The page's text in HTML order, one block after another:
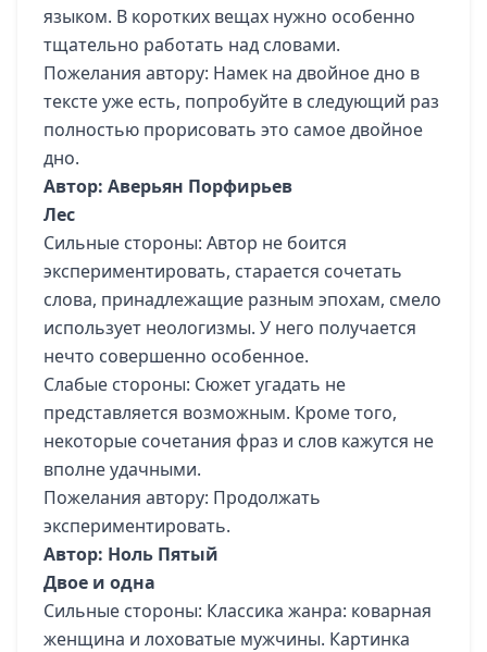
языком. В коротких вещах нужно особенно
тщательно работать над словами.
Пожелания автору: Намек на двойное дно в
тексте уже есть, попробуйте в следующий раз
полностью прорисовать это самое двойное
дно.
Автор: Аверьян Порфирьев
Лес
Сильные стороны: Автор не боится
экспериментировать, старается сочетать
слова, принадлежащие разным эпохам, смело
использует неологизмы. У него получается
нечто совершенно особенное.
Слабые стороны: Сюжет угадать не
представляется возможным. Кроме того,
некоторые сочетания фраз и слов кажутся не
вполне удачными.
Пожелания автору: Продолжать
экспериментировать.
Автор: Ноль Пятый
Двое и одна
Сильные стороны: Классика жанра: коварная
женщина и лоховатые мужчины. Картинка